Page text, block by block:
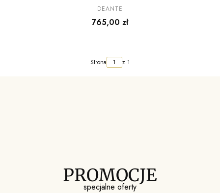
misek WC wiszących
PRODUCENT
DEANTE
Cena
765,00 zł
Strona z 1
PROMOCJE
specjalne oferty